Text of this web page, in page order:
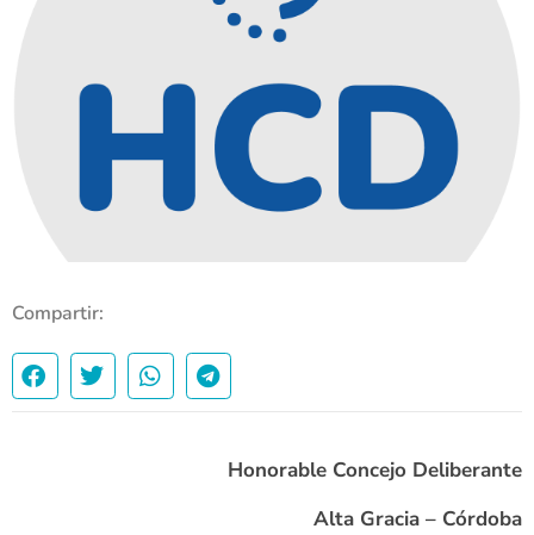
Compartir:
Honorable Concejo Deliberante
Alta Gracia – Córdoba